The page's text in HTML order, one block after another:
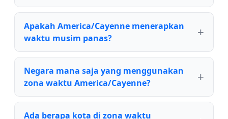
Apakah America/Cayenne menerapkan
waktu musim panas?
Negara mana saja yang menggunakan
zona waktu America/Cayenne?
Ada berapa kota di zona waktu